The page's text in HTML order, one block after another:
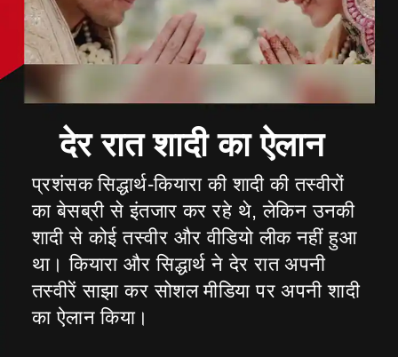
देर रात शादी का ऐलान
प्रशंसक सिद्धार्थ-कियारा की शादी की तस्वीरों
का बेसब्री से इंतजार कर रहे थे, लेकिन उनकी
शादी से कोई तस्वीर और वीडियो लीक नहीं हुआ
था। कियारा और सिद्धार्थ ने देर रात अपनी
तस्वीरें साझा कर सोशल मीडिया पर अपनी शादी